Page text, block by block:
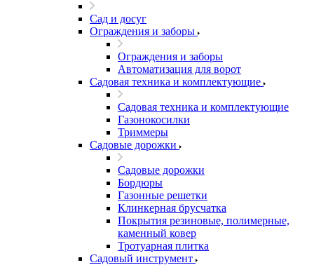
Сад и досуг
Ограждения и заборы
Ограждения и заборы
Автоматизация для ворот
Садовая техника и комплектующие
Садовая техника и комплектующие
Газонокосилки
Триммеры
Садовые дорожки
Садовые дорожки
Бордюры
Газонные решетки
Клинкерная брусчатка
Покрытия резиновые, полимерные,
каменный ковер
Тротуарная плитка
Садовый инструмент